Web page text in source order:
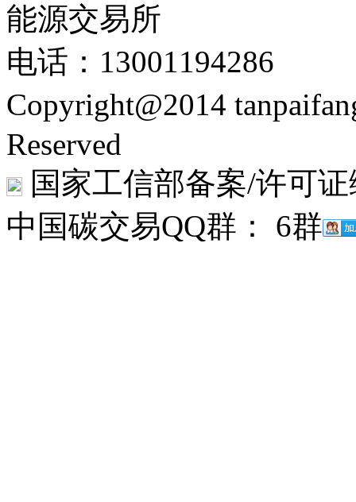
能源交易所
电话：13001194286
Copyright@2014
Reserved
国家工信部备案/许可
中国碳交易QQ群： 6群